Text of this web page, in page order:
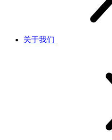
关于我们